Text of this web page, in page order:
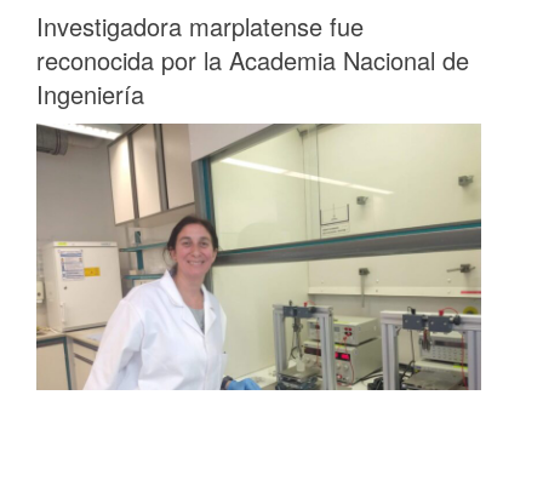
Investigadora marplatense fue
reconocida por la Academia Nacional de
Ingeniería